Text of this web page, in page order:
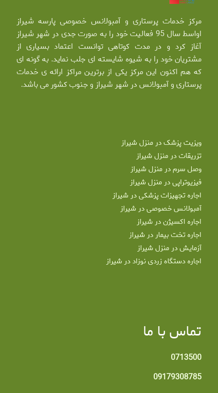
مرکز خدمات پرستاری و آمبولانس خصوصی پارسه شیراز
اواسط سال 95 فعالیت خود را به صورت جدی در شهر شیراز
آغاز کرد و در مدت کوتاهی توانست اعتماد بسیاری از
مشتریان خود را به شیوه شایسته ای جلب نماید. به گونه ای
که هم اکنون این مرکز یکی از برترین مراکز ارائه ی خدمات
پرستاری و آمبولانس در شهر شیراز و جنوب کشور می باشد.
ویزیت پزشک در منزل شیراز
تزریقات در منزل شیراز
وصل سرم در منزل شیراز
فیزیوتراپی در منزل شیراز
اجاره تجهیزات پزشکی در شیراز
آمبولانس خصوصی در شیراز
اجاره اکسیژن در شیراز
اجاره تخت بیمار در شیراز
آزمایش در منزل شیراز
اجاره دستگاه زردی نوزاد در شیراز
تماس با ما
0713500
09179308785